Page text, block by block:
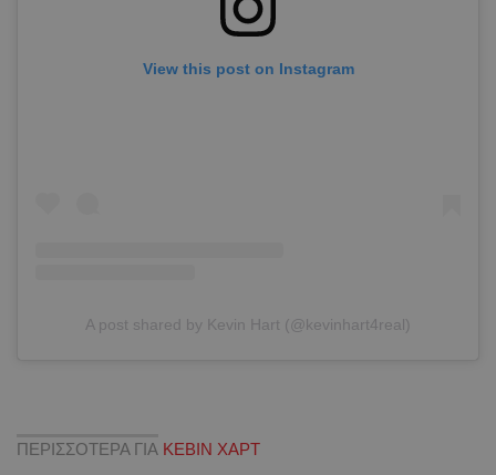
View this post on Instagram
A post shared by Kevin Hart (@kevinhart4real)
ΠΕΡΙΣΣΟΤΕΡΑ ΓΙΑ ΚΕΒΙΝ ΧΑΡΤ